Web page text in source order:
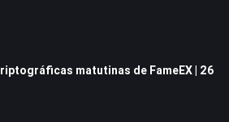
matutinas de FameEX | 26